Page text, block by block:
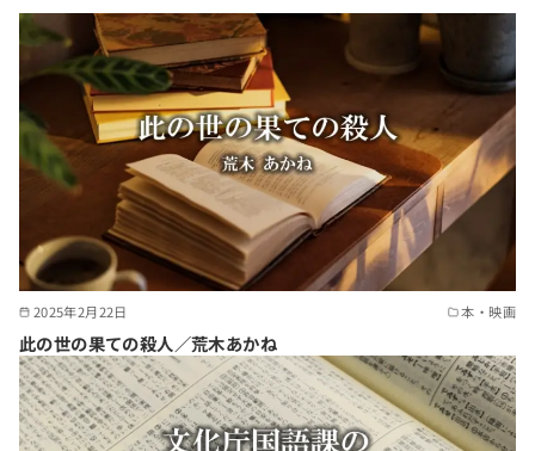
2025年2月22日 本・映画
此の世の果ての殺人／荒木あかね